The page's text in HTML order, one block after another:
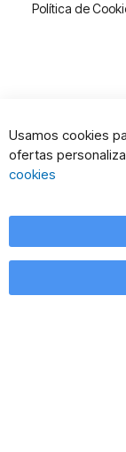
Política de
Usamos cookies
ofertas
cookies